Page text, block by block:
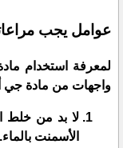
عوامل يجب
لمعرفة استخدام
واجهات من مادة
لا بد من خلط
الأسمنت بالماء.